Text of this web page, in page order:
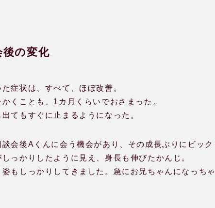
後の変化
た症状は、すべて、ほぼ改善。
かくことも、1カ月くらいでおさまった。
てもすぐに止まるようになった。
談会後Aくんに会う機会があり、その成長ぶりにビック
しっかりしたように見え、身長も伸びたかんじ。
姿もしっかりしてきました。急にお兄ちゃんになっち